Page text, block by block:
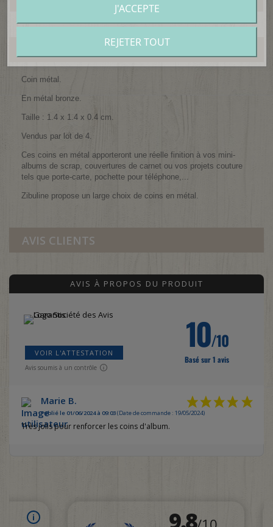
EN SAVOIR PLUS
Coin métal.
En métal bronze.
Taille : 1.4 x 1.4 x 0.4 cm.
Vendus par lot de 4.
Ces coins en métal apporteront une réelle finition à vos mini-
albums de scrap, couvertures de carnet ou vos projets couture
tels que porte-carte, pochette pour téléphone,...
Zibuline propose un large choix de coins en métal.
AVIS CLIENTS
AVIS À PROPOS DU PRODUIT
VOIR L'ATTESTATION
Avis soumis à un contrôle
10/10
Basé sur 1 avis
Marie B.
Publié le 01/06/2024 à 09:03(Date de commande : 19/05/2024)
Très jolis pour renforcer les coins d'album.
REJETER TOUT
J'ACCEPTE